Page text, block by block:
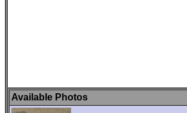
Available Photos